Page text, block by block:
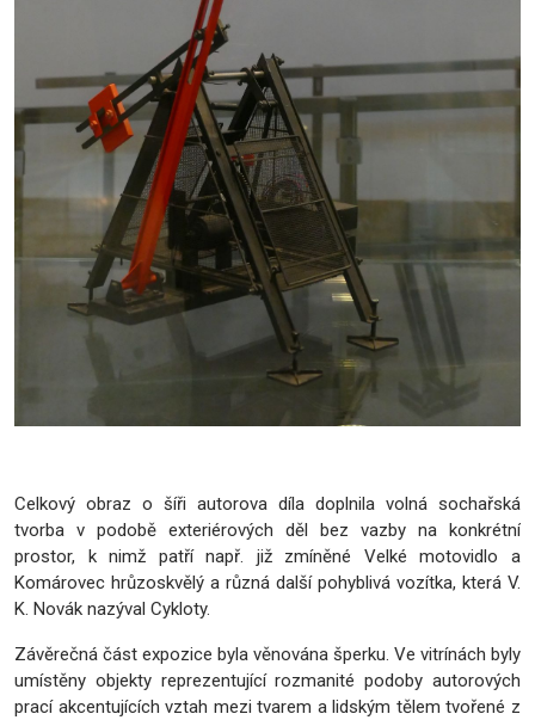
Celkový obraz o šíři autorova díla doplnila volná sochařská
tvorba v podobě exteriérových děl bez vazby na konkrétní
prostor, k nimž patří např. již zmíněné Velké motovidlo a
Komárovec hrůzoskvělý a různá další pohyblivá vozítka, která V.
K. Novák nazýval Cykloty.
Závěrečná část expozice byla věnována šperku. Ve vitrínách byly
umístěny objekty reprezentující rozmanité podoby autorových
prací akcentujících vztah mezi tvarem a lidským tělem tvořené z